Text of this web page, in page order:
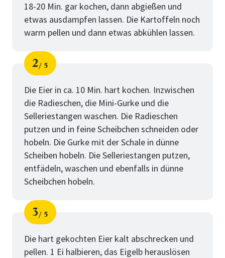
18-20 Min. gar kochen, dann abgießen und
etwas ausdampfen lassen. Die Kartoffeln noch
warm pellen und dann etwas abkühlen lassen.
Schritt
2
von
5
Die Eier in ca. 10 Min. hart kochen. Inzwischen
die Radieschen, die Mini-Gurke und die
Selleriestangen waschen. Die Radieschen
putzen und in feine Scheibchen schneiden oder
hobeln. Die Gurke mit der Schale in dünne
Scheiben hobeln. Die Selleriestangen putzen,
entfädeln, waschen und ebenfalls in dünne
Scheibchen hobeln.
Schritt
3
von
5
Die hart gekochten Eier kalt abschrecken und
pellen. 1 Ei halbieren, das Eigelb herauslösen